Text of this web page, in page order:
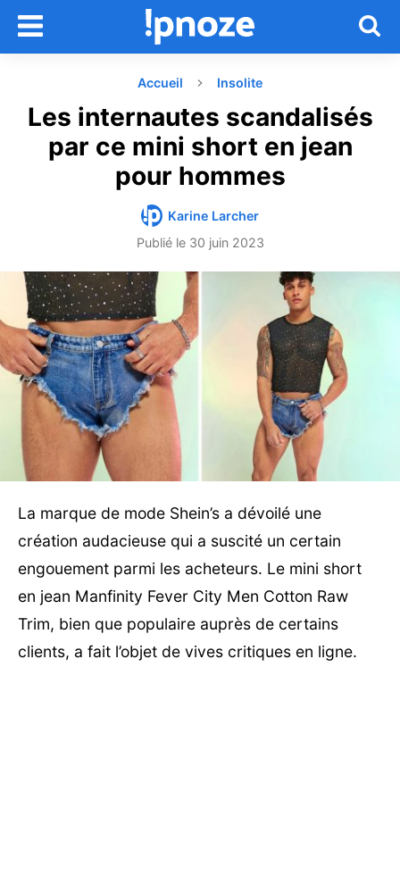
Accueil Insolite
Les internautes scandalisés
par ce mini short en jean
pour hommes
Karine Larcher
Publié le 30 juin 2023
La marque de mode Shein’s a dévoilé une
création audacieuse qui a suscité un certain
engouement parmi les acheteurs. Le mini short
en jean Manfinity Fever City Men Cotton Raw
Trim, bien que populaire auprès de certains
clients, a fait l’objet de vives critiques en ligne.